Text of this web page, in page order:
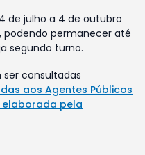
de julho a 4 de outubro
podendo permanecer até
segundo turno.
consultadas
aos Agentes Públicos
elaborada pela